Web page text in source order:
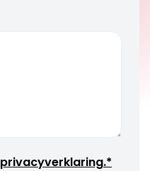
privacyverklaring.*